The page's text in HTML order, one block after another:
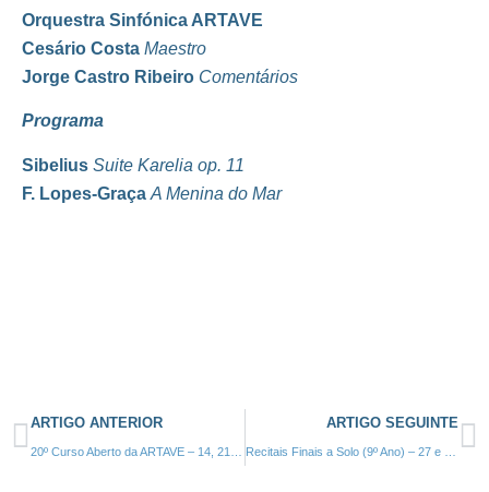
Orquestra Sinfónica ARTAVE
Cesário Costa Maestro
Jorge Castro Ribeiro Comentários
Programa
Sibelius Suite Karelia op. 11
F. Lopes-Graça A Menina do Mar
ARTIGO ANTERIOR ARTIGO SEGUINTE